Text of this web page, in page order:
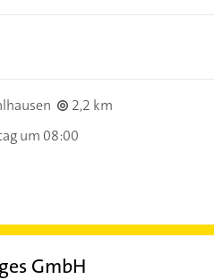
2,2 km
um 08:00
GmbH